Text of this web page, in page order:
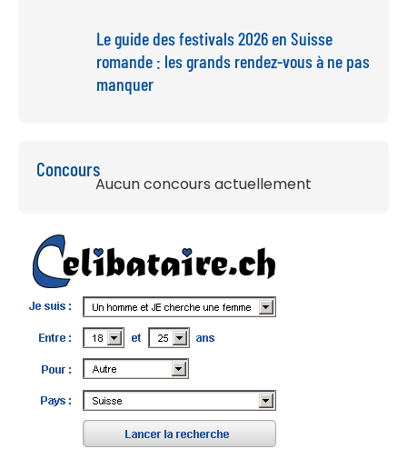
Le guide des festivals 2026 en Suisse
romande : les grands rendez-vous à ne pas
manquer
Concours
Aucun concours actuellement